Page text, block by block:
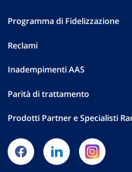
Programma di Fidelizzazione
Reclami
Inadempimenti AAS
Parità di trattamento
Prodotti Partner e Specialisti